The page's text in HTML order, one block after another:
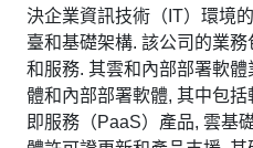
決企業資訊技術（IT）環境
臺和基礎架構. 該公司的業
和服務. 其雲和內部部署軟
體和內部部署軟體, 其中包
即服務（PaaS）產品, 雲基